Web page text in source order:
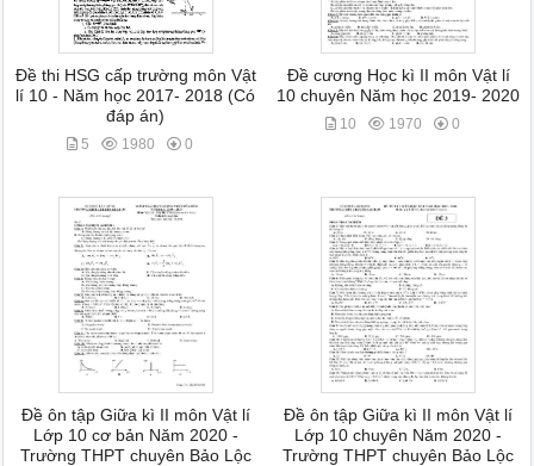
Đề thi HSG cấp trường môn Vật
lí 10 - Năm học 2017- 2018 (Có
đáp án)
5 1980 0
Đề cương Học kì II môn Vật lí
10 chuyên Năm học 2019- 2020
10 1970 0
Đề ôn tập Giữa kì II môn Vật lí
Lớp 10 cơ bản Năm 2020 -
Trường THPT chuyên Bảo Lộc
Đề ôn tập Giữa kì II môn Vật lí
Lớp 10 chuyên Năm 2020 -
Trường THPT chuyên Bảo Lộc